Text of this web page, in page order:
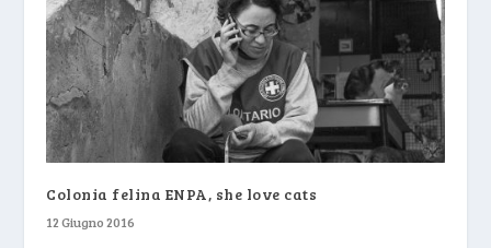
Colonia felina ENPA, she love cats
12 Giugno 2016